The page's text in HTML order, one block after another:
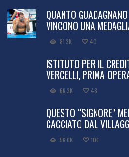
QUANTO
VINCONO UNA
81.3K 40
ISTITUTO PER IL
VERCELLI, PRIMA
66.3K 48
QUESTO “SIGNORE”
CACCIATO DAL
56.6K 106